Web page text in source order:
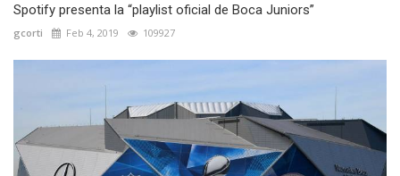
Spotify presenta la “playlist oficial de Boca Juniors”
gcorti Feb 4, 2019 109927